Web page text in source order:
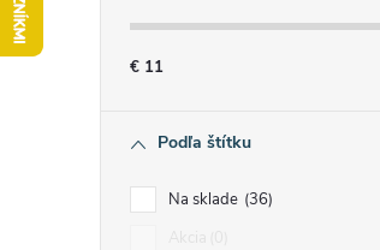
€ 11
Podľa štítku
Na sklade 36